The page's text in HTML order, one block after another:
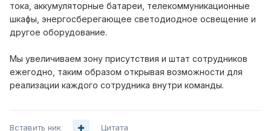
тока, аккумуляторные батареи, телекоммуникационные
шкафы, энергосберегающее светодиодное освещение и
другое оборудование.
Мы увеличиваем зону присутствия и штат сотрудников
ежегодно, таким образом открывая возможности для
реализации каждого сотрудника внутри команды.
Вставить ник Цитата